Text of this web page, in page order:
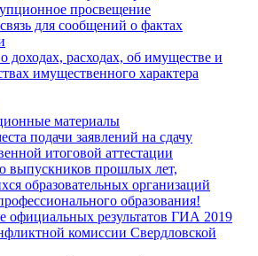
просвещение
для сообщений о фактах
доходах, расходах, об имуществе и
имущественного характера
материалы
подачи заявлений на сдачу
итоговой аттестации
выпускников прошлых лет,
образовательных организаций
образования!
официальных результатов ГИА 2019
комиссии Свердловской